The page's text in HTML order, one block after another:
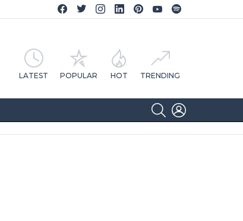
Facebook CA Notícias
Twitter CA Notícias
Instagram CA Notícias
Linkedin CA Notícias
Pinterest CA Notícias
YouTube CA Notícias
LATEST POPULAR HOT TRENDING
SEARCH